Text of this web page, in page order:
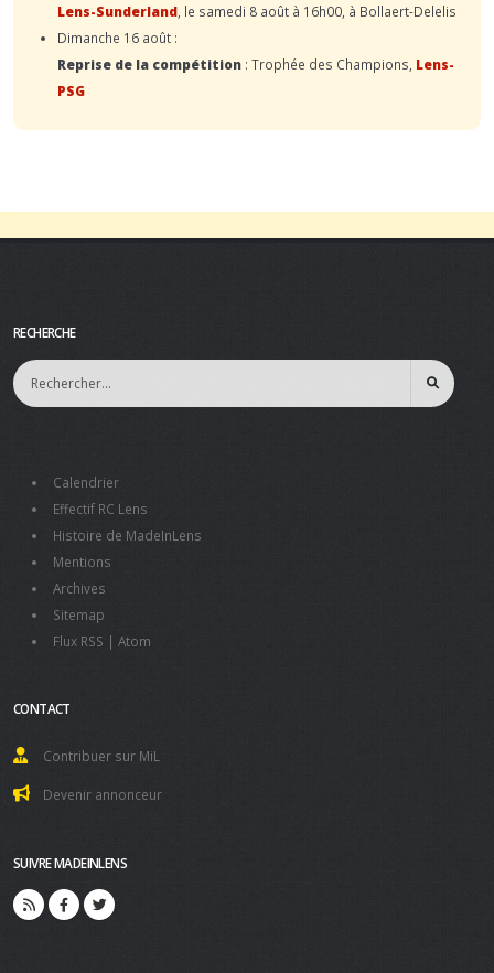
Lens-Sunderland , le samedi 8 août à 16h00, à Bollaert-Delelis
Dimanche 16 août :
Reprise de la compétition : Trophée des Champions, Lens-
PSG
RECHERCHE
Calendrier
Effectif RC Lens
Histoire de MadeInLens
Mentions
Archives
Sitemap
Flux RSS | Atom
CONTACT
Contribuer sur MiL
Devenir annonceur
SUIVRE MADEINLENS